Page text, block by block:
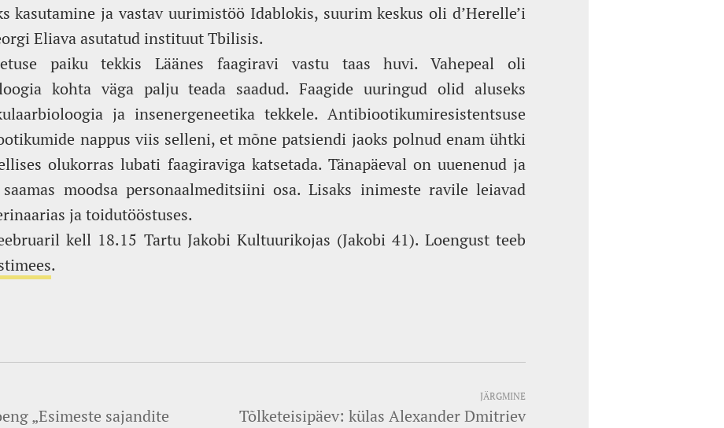
kasutamine ja vastav uurimistöö Idablokis, suurim keskus oli d’Herelle’i
Eliava asutatud instituut Tbilisis.
paiku tekkis Läänes faagiravi vastu taas huvi. Vahepeal oli
kohta väga palju teada saadud. Faagide uuringud olid aluseks
ja insenergeneetika tekkele. Antibiootikumiresistentsuse
nappus viis selleni, et mõne patsiendi jaoks polnud enam ühtki
olukorras lubati faagiraviga katsetada. Tänapäeval on uuenenud ja
moodsa personaalmeditsiini osa. Lisaks inimeste ravile leiavad
ja toidutööstuses.
kell 18.15 Tartu Jakobi Kultuurikojas (Jakobi 41). Loengust teeb
.
„Esimeste sajandite
JÄRGMINE
Tõlketeisipäev: külas Alexander Dmitriev